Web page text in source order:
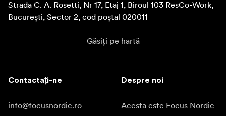
Strada C. A. Rosetti, Nr 17, Etaj 1, Biroul 103 ResCo-Work,
București, Sector 2, cod poștal 020011
Găsiți pe hartă
Contactați-ne
info@focusnordic.ro
Despre noi
Acesta este Focus Nordic